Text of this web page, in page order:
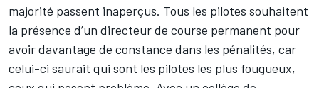
majorité passent inaperçus. Tous les pilotes souhaitent
la présence d’un directeur de course permanent pour
avoir davantage de constance dans les pénalités, car
celui-ci saurait qui sont les pilotes les plus fougueux,